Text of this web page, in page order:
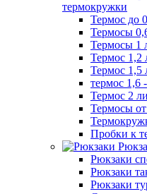
термокружки
Термос до
Термосы
Термосы 1
Термос 1,2
Термос 1,5
термос 1,6
Термос 2
Термосы
Пробки к
Рюкзаки
Рюкзаки
Рюкзаки